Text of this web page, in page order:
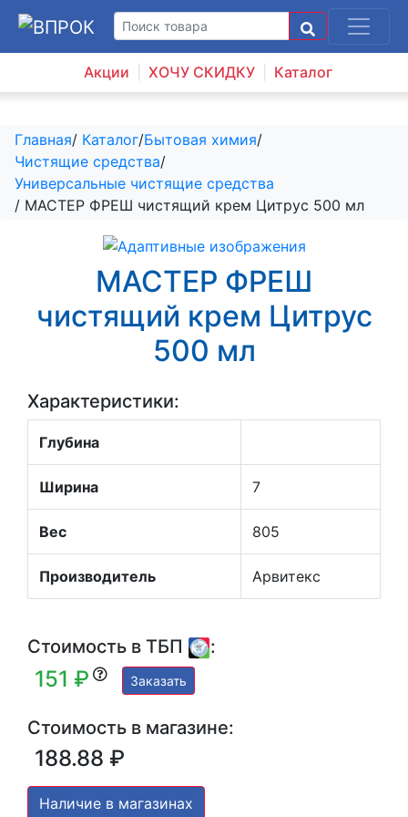
Акции ХОЧУ СКИДКУ Каталог
Главная/ Каталог/Бытовая химия/
Чистящие средства/
Универсальные чистящие средства
/ МАСТЕР ФРЕШ чистящий крем Цитрус 500 мл
МАСТЕР ФРЕШ
чистящий крем Цитрус
500 мл
Характеристики:
Глубина
Ширина 7
Вес 805
Производитель Арвитекс
Стоимость в ТБП :
151 ₽ Заказать
Стоимость в магазине:
188.88 ₽
Наличие в магазинах